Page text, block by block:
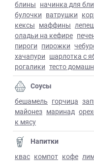
блины начинка для
булочки ватрушки
кексы маффины
оладьи на кефире
пироги пирожки
хачапури шарлотка с
рогалики тесто
Соусы
бешамель горчица
майонез маринад
к мясу
Напитки
квас компот кофе